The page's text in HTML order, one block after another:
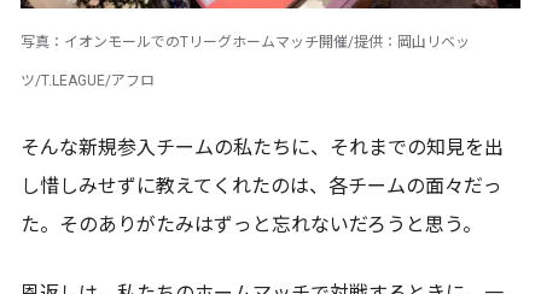
写真：イオンモールでのTリーグホームマッチ開催/提供：岡山リベッ
ツ/T.LEAGUE/アフロ
そんな新規参入チームの私たちに、それまでの知見を出
し惜しみせずに教えてくれたのは、各チームの面々だっ
た。そのありがたみはずっと忘れないだろうと思う。